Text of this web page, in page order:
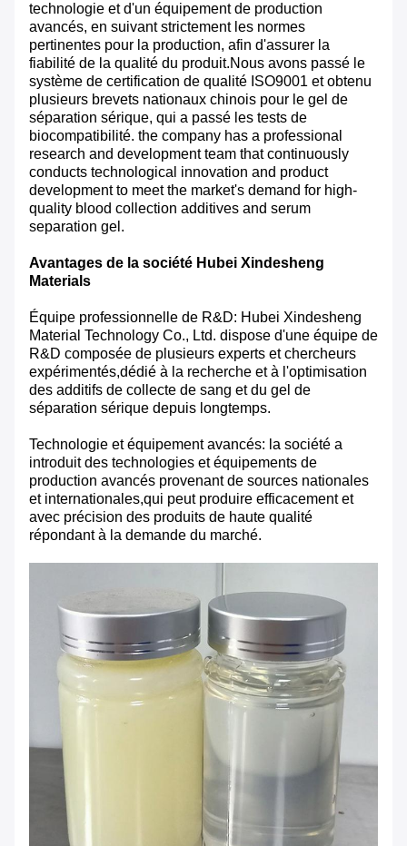
technologie et d'un équipement de production
avancés, en suivant strictement les normes
pertinentes pour la production, afin d'assurer la
fiabilité de la qualité du produit.Nous avons passé le
système de certification de qualité ISO9001 et obtenu
plusieurs brevets nationaux chinois pour le gel de
séparation sérique, qui a passé les tests de
biocompatibilité. the company has a professional
research and development team that continuously
conducts technological innovation and product
development to meet the market's demand for high-
quality blood collection additives and serum
separation gel.
Avantages de la société Hubei Xindesheng
Materials
Équipe professionnelle de R&D: Hubei Xindesheng
Material Technology Co., Ltd. dispose d'une équipe de
R&D composée de plusieurs experts et chercheurs
expérimentés,dédié à la recherche et à l'optimisation
des additifs de collecte de sang et du gel de
séparation sérique depuis longtemps.
Technologie et équipement avancés: la société a
introduit des technologies et équipements de
production avancés provenant de sources nationales
et internationales,qui peut produire efficacement et
avec précision des produits de haute qualité
répondant à la demande du marché.